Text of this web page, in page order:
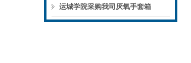
运城学院采购我司厌氧手套箱